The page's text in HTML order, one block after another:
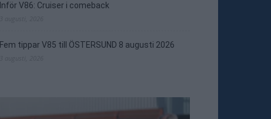
Inför V86: Cruiser i comeback
Fem tippar V85 till ÖSTERSUND 8 augusti 2026